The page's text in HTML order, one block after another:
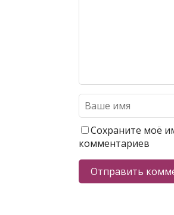
Сохраните моё
комментариев